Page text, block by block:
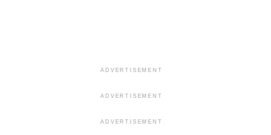
ADVERTISEMENT
ADVERTISEMENT
ADVERTISEMENT